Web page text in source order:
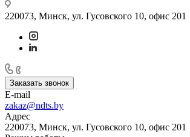
220073, Минск, ул. Гусовского 10, офис 201
Заказать звонок
E-mail
zakaz@ndts.by
Адрес
220073, Минск, ул. Гусовского 10, офис 201